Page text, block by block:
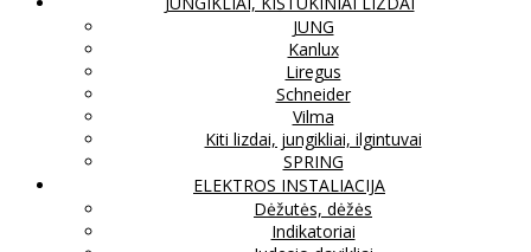
JUNG
Kanlux
Liregus
Schneider
Vilma
Kiti lizdai, jungikliai, ilgintuvai
SPRING
ELEKTROS INSTALIACIJA
Dėžutės, dėžės
Indikatoriai